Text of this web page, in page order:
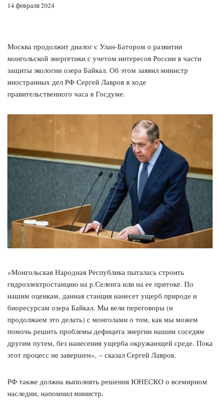
14 февраля 2024
Москва продолжит диалог с Улан-Батором о развитии
монгольской энергетики с учетом интересов России в части
защиты экологии озера Байкал. Об этом заявил министр
иностранных дел РФ Сергей Лавров в ходе
правительственного часа в Госдуме.
«Монгольская Народная Республика пыталась строить
гидроэлектростанцию на р.Селенга или на ее притоке. По
нашим оценкам, данная станция нанесет ущерб природе и
биоресурсам озера Байкал. Мы вели переговоры (и
продолжаем это делать) с монголами о том, как мы можем
помочь решить проблемы дефицита энергии нашим соседям
другим путем, без нанесения ущерба окружающей среде. Пока
этот процесс не завершен», – сказал Сергей Лавров.
РФ также должна выполнять решения ЮНЕСКО о всемирном
наследии, напомнил министр.